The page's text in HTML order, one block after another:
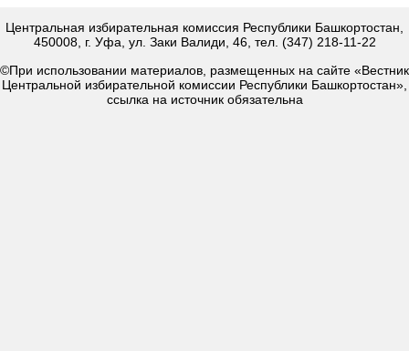
Центральная избирательная комиссия Республики Башкортостан,
450008, г. Уфа, ул. Заки Валиди, 46, тел. (347) 218-11-22
©При использовании материалов, размещенных на сайте «Вестник
Центральной избирательной комиссии Республики Башкортостан»,
ссылка на источник обязательна